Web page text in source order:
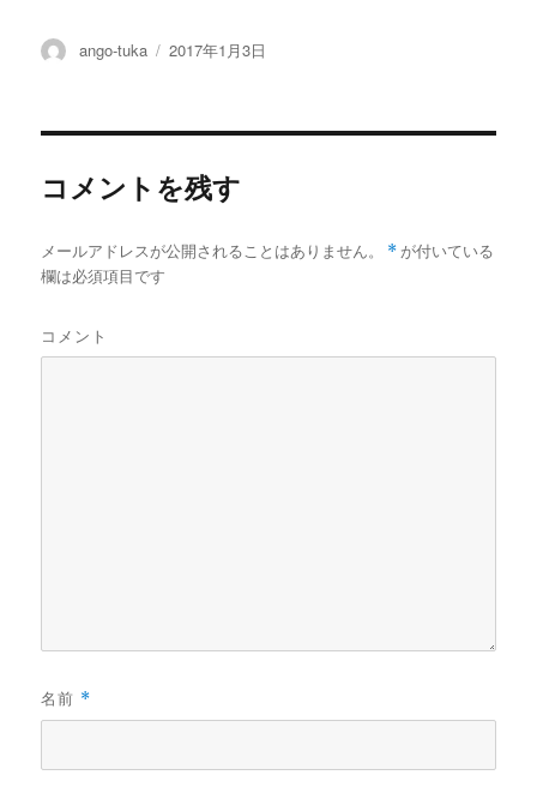
投
ango-tuka
投
2017年1月3日
コメントを残す
メールアドレスが公開されることはありません。 * が付いている
欄は必須項目です
コメント
名前 *